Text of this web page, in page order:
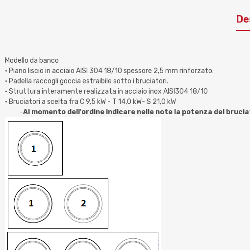
Modello da banco
• Piano liscio in acciaio AISI 304 18/10 spessore 2,5 mm rinforzato.
• Padella raccogli goccia estraibile sotto i bruciatori.
• Struttura interamente realizzata in acciaio inox AISI304 18/10
• Bruciatori a scelta fra C 9,5 kW - T 14,0 kW- S 21,0 kW
-Al momento dell'ordine indicare nelle note la potenza del